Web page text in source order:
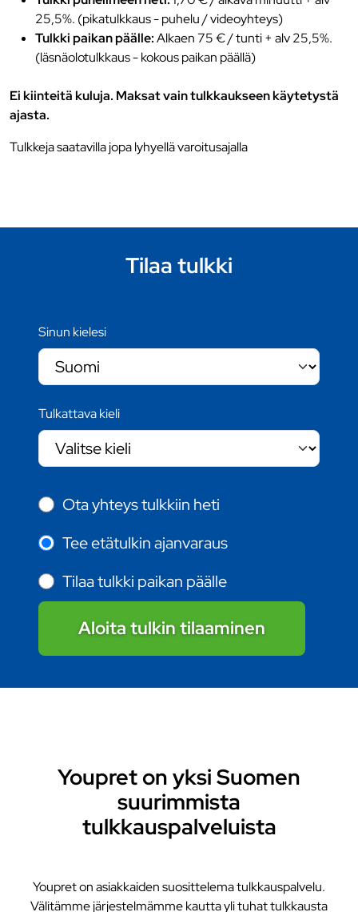
25,5%. (pikatulkkaus - puhelu / videoyhteys)
Tulkki paikan päälle:Alkaen 75 € / tunti + alv 25,5%.
(läsnäolotulkkaus - kokous paikan päällä)
Ei kiinteitä kuluja. Maksat vain tulkkaukseen käytetystä
ajasta.
Tulkkeja saatavilla jopa lyhyellä varoitusajalla
Tilaa tulkki
Sinun kielesi
Tulkattava kieli
Ota yhteys tulkkiin heti
Tee etätulkin ajanvaraus
Tilaa tulkki paikan päälle
Aloita tulkin tilaaminen
Youpret on yksi Suomen
suurimmista
tulkkauspalveluista
Youpret on asiakkaiden suosittelema tulkkauspalvelu.
Välitämme järjestelmämme kautta yli tuhat tulkkausta